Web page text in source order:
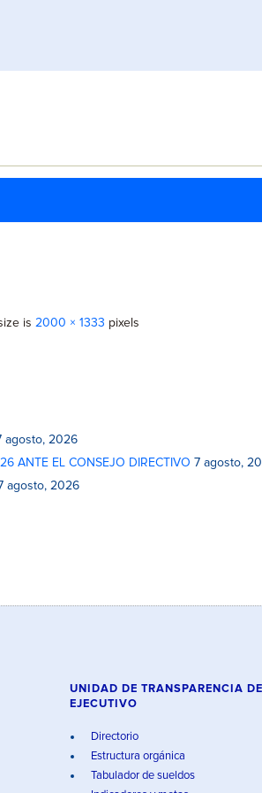
is 2000 × 1333 pixels
agosto, 2026
ANTE EL CONSEJO DIRECTIVO 7 agosto,
agosto, 2026
UNIDAD DE TRANSPARENCIA
EJECUTIVO
Directorio
Estructura orgánica
Tabulador de sueldos